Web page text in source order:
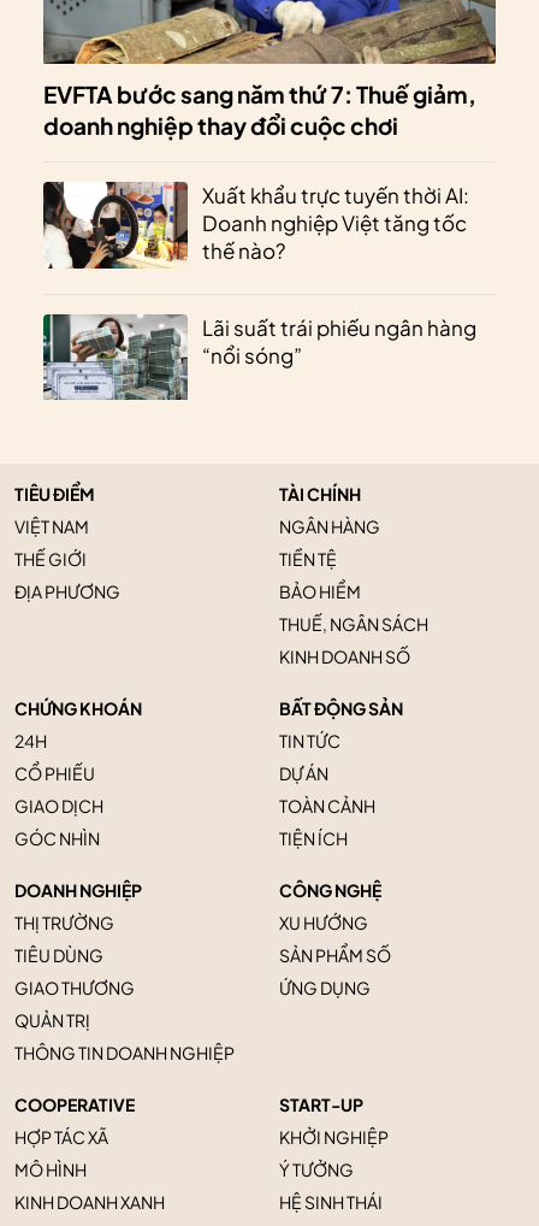
EVFTA bước sang năm thứ 7: Thuế giảm,
doanh nghiệp thay đổi cuộc chơi
Xuất khẩu trực tuyến thời AI:
Doanh nghiệp Việt tăng tốc
thế nào?
Lãi suất trái phiếu ngân hàng
“nổi sóng”
TIÊU ĐIỂM
VIỆT NAM
THẾ GIỚI
ĐỊA PHƯƠNG
TÀI CHÍNH
NGÂN HÀNG
TIỀN TỆ
BẢO HIỂM
THUẾ, NGÂN SÁCH
KINH DOANH SỐ
CHỨNG KHOÁN
24H
CỔ PHIẾU
GIAO DỊCH
GÓC NHÌN
BẤT ĐỘNG SẢN
TIN TỨC
DỰ ÁN
TOÀN CẢNH
TIỆN ÍCH
DOANH NGHIỆP
THỊ TRƯỜNG
TIÊU DÙNG
GIAO THƯƠNG
QUẢN TRỊ
THÔNG TIN DOANH NGHIỆP
CÔNG NGHỆ
XU HƯỚNG
SẢN PHẨM SỐ
ỨNG DỤNG
COOPERATIVE
HỢP TÁC XÃ
MÔ HÌNH
KINH DOANH XANH
START-UP
KHỞI NGHIỆP
Ý TƯỞNG
HỆ SINH THÁI